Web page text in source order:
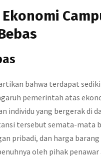
bahwa terdapat
pemerintah atas
individu yang bergerak di
tersebut semata-mata
pribadi, dan harga
oleh pihak penawar